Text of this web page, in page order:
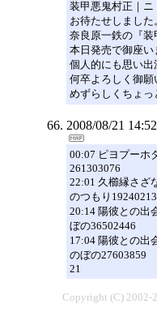
装甲悪鬼村正｜
お待たせしました
奈良原一鉄の『装
本日発売で御座い
個人的にも思い出
何卒よろしく御願
めずらしくちょっ
2008/08/21
00:07 ピヨプーホ
261303076
22:01 久櫛縁さざ
のつもり
20:14 陽彼との出
ぼの36502446
17:04 陽彼との出
のぼの27603859
21
Copyright (C) 2002-